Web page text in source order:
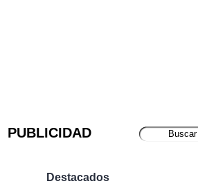
PUBLICIDAD
Destacados